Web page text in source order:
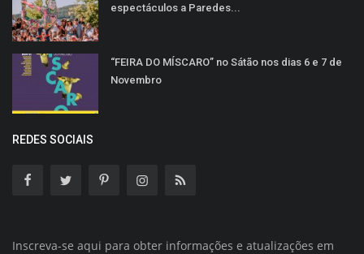
espectáculos a Paredes...
“FEIRA DO MÍSCARO” no Sátão nos dias 6 e 7 de
Novembro
REDES SOCIAIS
Inscreva-se aqui para obter informações e atualizações em